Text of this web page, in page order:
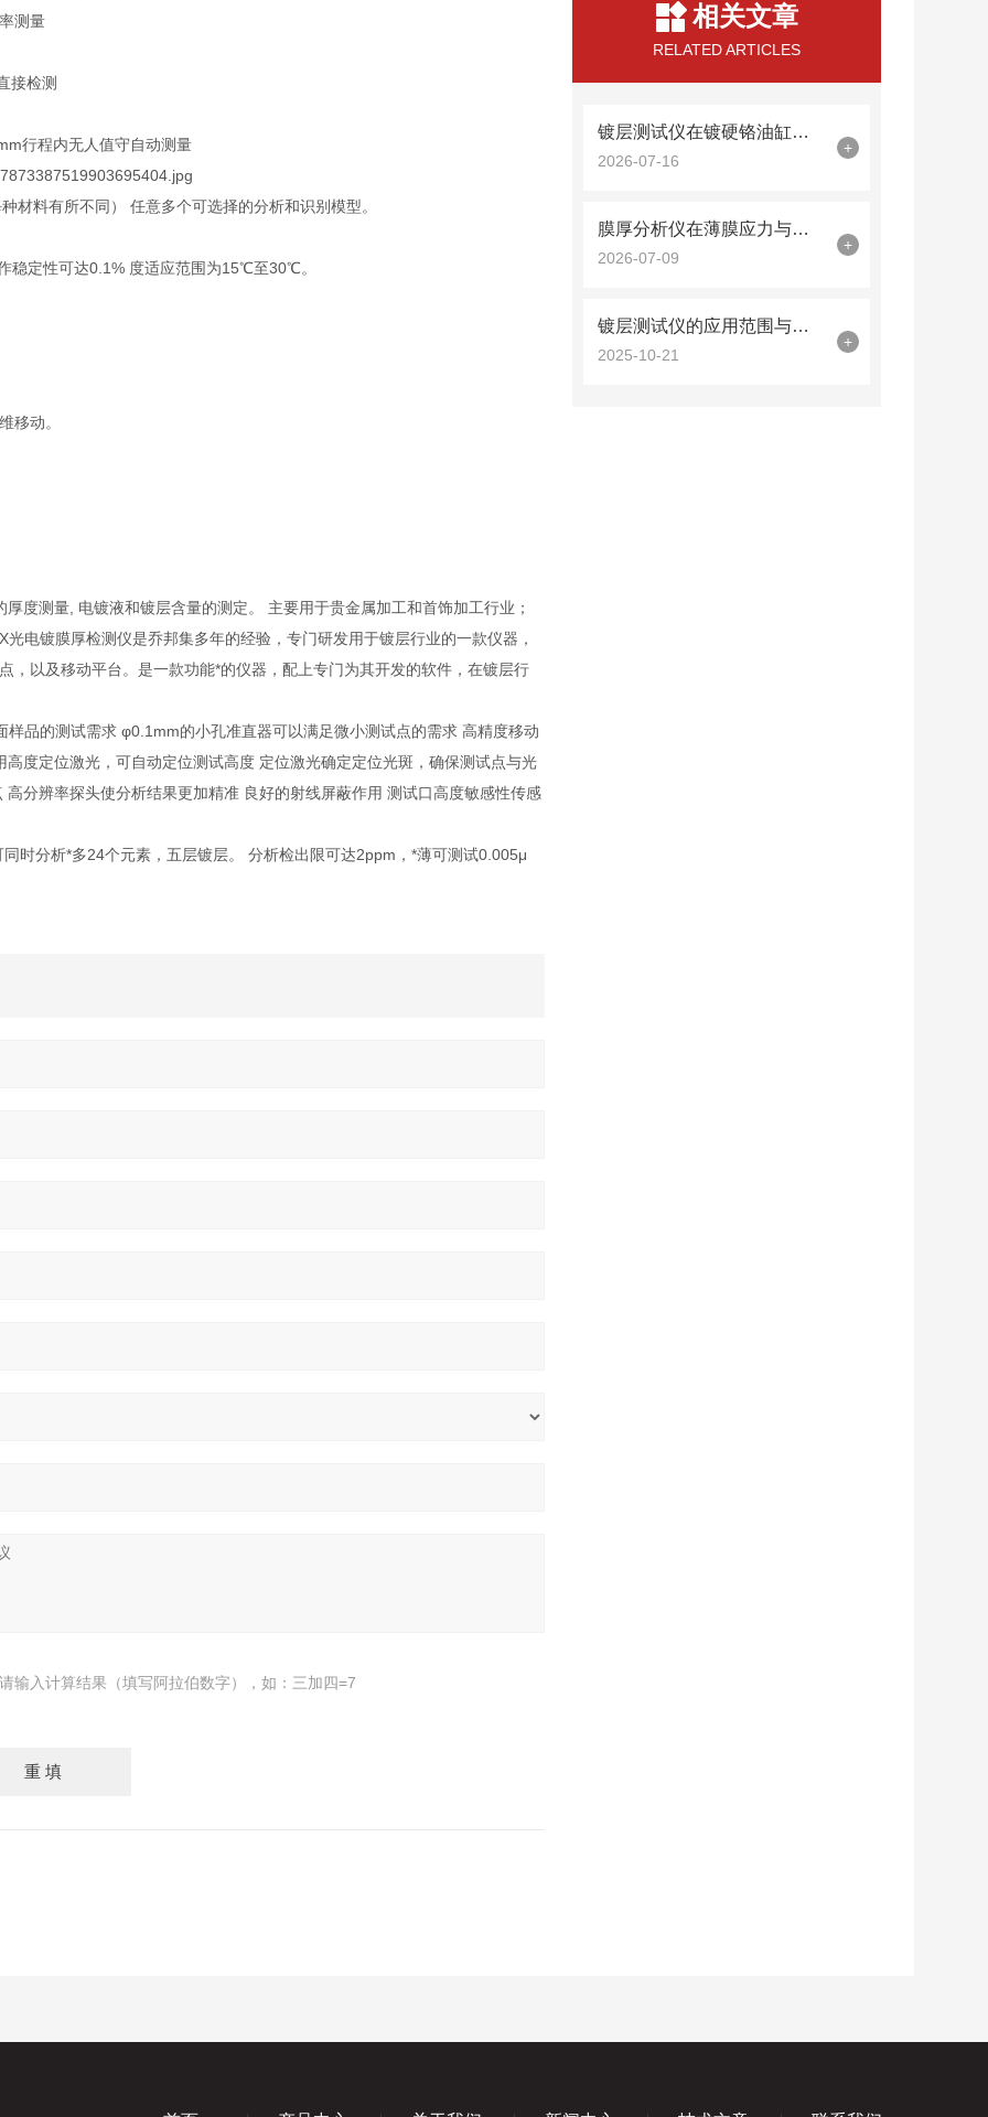
测量
接检测
行程内无人值守自动测量
材料有所不同） 任意多个可选择的分析和识别模型。
稳定性可达0.1% 度适应范围为15℃至30℃。
移动。
度测量, 电镀液和镀层含量的测定。 主要用于贵金属加工和首饰加工行业；
电镀膜厚检测仪是乔邦集多年的经验，专门研发用于镀层行业的一款仪器，
，以及移动平台。是一款功能*的仪器，配上专门为其开发的软件，在镀层行
品的测试需求 φ0.1mm的小孔准直器可以满足微小测试点的需求 高精度移动
度定位激光，可自动定位测试高度 定位激光确定定位光斑，确保测试点与光
分辨率探头使分析结果更加精准 良好的射线屏蔽作用 测试口高度敏感性传感
时分析*多24个元素，五层镀层。 分析检出限可达2ppm，*薄可测试0.005μ
请输入计算结果（填写阿拉伯数字），如：三加四=7
相关文章
RELATED ARTICLES
镀层测试仪在镀硬铬油缸内壁厚度检测中的内窥镜探头集成技术
2026-07-16
+
膜厚分析仪在薄膜应力与厚度同步测量中的曲率半径法应用
2026-07-09
+
镀层测试仪的应用范围与技术优势概述
2025-10-21
+